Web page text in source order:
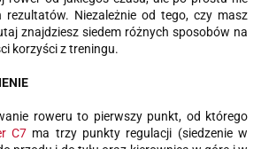
rezultatów. Niezależnie od tego, czy masz
znajdziesz siedem różnych sposobów na
korzyści z treningu.
roweru to pierwszy punkt, od którego
C7 ma trzy punkty regulacji (siedzenie w